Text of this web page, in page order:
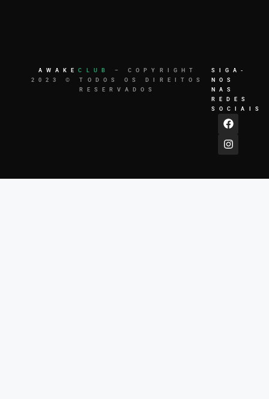
AWAKECLUB
– COPYRIGHT
2023 © TODOS OS DIREITOS
RESERVADOS
SIGA-
NOS
NAS
REDES
SOCIAIS